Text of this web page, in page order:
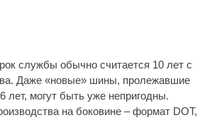
службы обычно считается 10 лет с
Даже «новые» шины, пролежавшие
лет, могут быть уже непригодны.
на боковине – формат DOT,